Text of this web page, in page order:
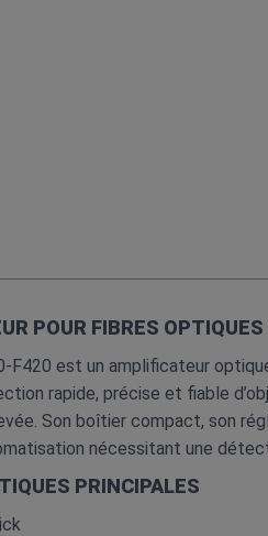
POUR FIBRES
est un amplificateur
rapide, précise et fiable
Son boîtier compact, son
nécessitant une
PRINCIPALES